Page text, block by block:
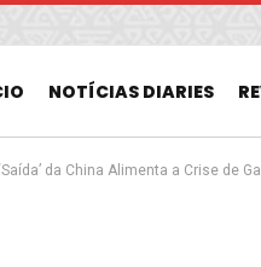
NOTÍCIAS DIARIES
da China Alimenta a Crise de